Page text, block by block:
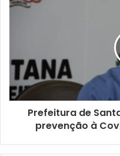
Prefeitura de
prevenção à